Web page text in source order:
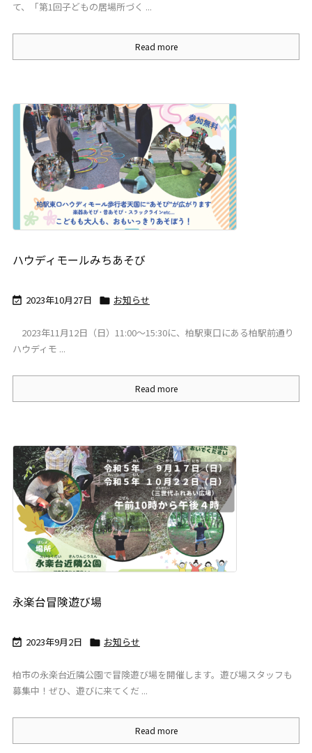
て、「第1回子どもの居場所づく ...
Read more
ハウディモールみちあそび
 2023年10月27日  お知らせ
2023年11月12日（日）11:00～15:30に、柏駅東口にある柏駅前通り
ハウディモ ...
Read more
永楽台冒険遊び場
 2023年9月2日  お知らせ
柏市の永楽台近隣公園で冒険遊び場を開催します。遊び場スタッフも
募集中！ぜひ、遊びに来てくだ ...
Read more